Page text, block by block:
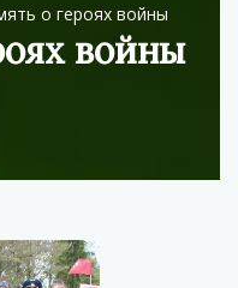
о героях войны
войны